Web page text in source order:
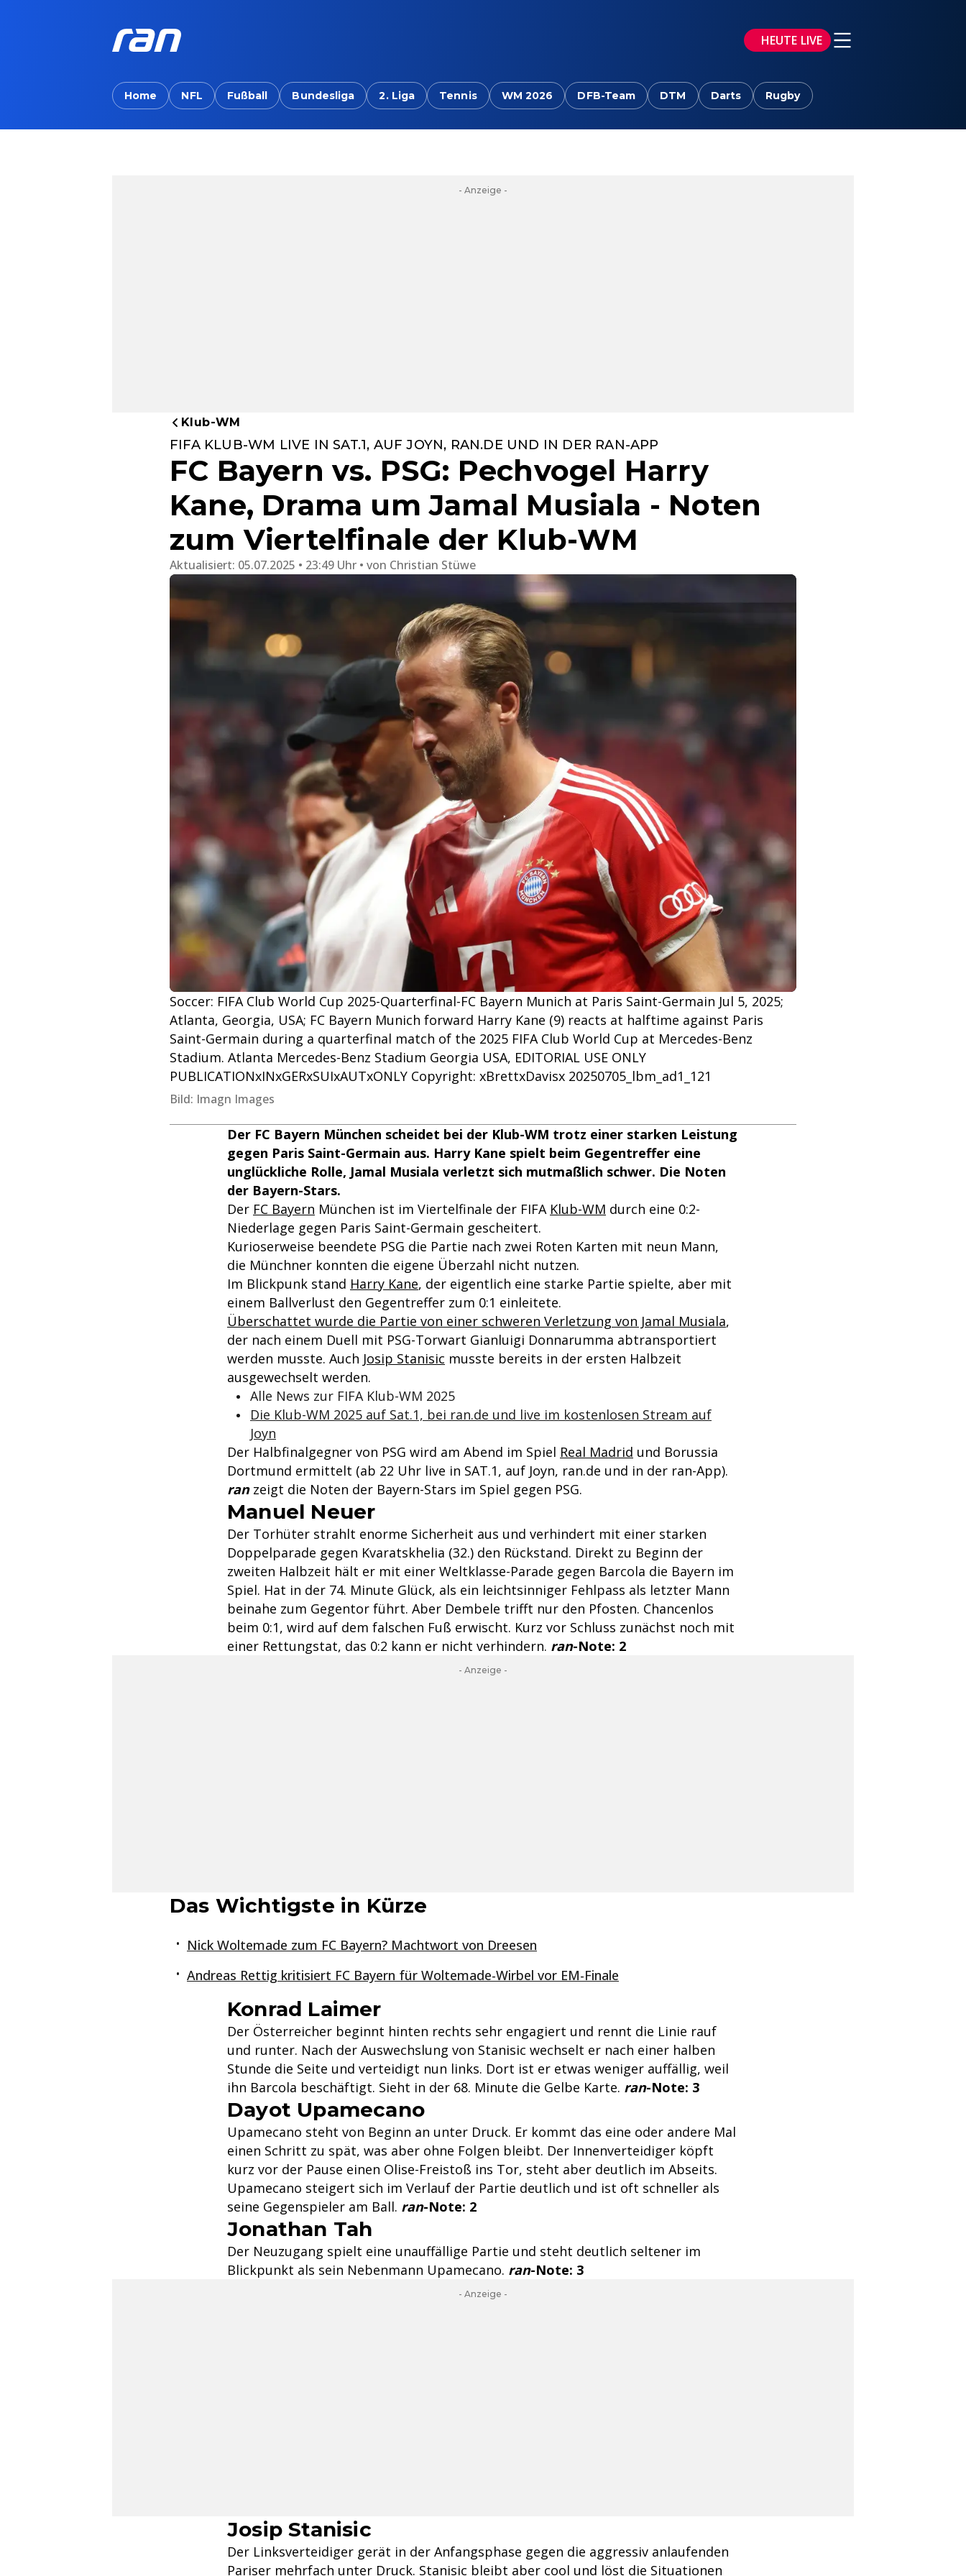
HEUTE LIVE
Home NFL Fußball Bundesliga 2. Liga Tennis WM 2026 DFB-Team DTM Darts Rugby
- Anzeige -
Klub-WM
FIFA KLUB-WM LIVE IN SAT.1, AUF JOYN, RAN.DE UND IN DER RAN-APP
FC Bayern vs. PSG: Pechvogel Harry
Kane, Drama um Jamal Musiala - Noten
zum Viertelfinale der Klub-WM
Aktualisiert: 05.07.2025 • 23:49 Uhr von Christian Stüwe
Soccer: FIFA Club World Cup 2025-Quarterfinal-FC Bayern Munich at Paris Saint-Germain Jul 5, 2025;
Atlanta, Georgia, USA; FC Bayern Munich forward Harry Kane (9) reacts at halftime against Paris
Saint-Germain during a quarterfinal match of the 2025 FIFA Club World Cup at Mercedes-Benz
Stadium. Atlanta Mercedes-Benz Stadium Georgia USA, EDITORIAL USE ONLY
PUBLICATIONxINxGERxSUIxAUTxONLY Copyright: xBrettxDavisx 20250705_lbm_ad1_121
Bild: Imagn Images
Der FC Bayern München scheidet bei der Klub-WM trotz einer starken Leistung
gegen Paris Saint-Germain aus. Harry Kane spielt beim Gegentreffer eine
unglückliche Rolle, Jamal Musiala verletzt sich mutmaßlich schwer. Die Noten
der Bayern-Stars.
Der FC Bayern München ist im Viertelfinale der FIFA Klub-WM durch eine 0:2-
Niederlage gegen Paris Saint-Germain gescheitert.
Kurioserweise beendete PSG die Partie nach zwei Roten Karten mit neun Mann,
die Münchner konnten die eigene Überzahl nicht nutzen.
Im Blickpunk stand Harry Kane, der eigentlich eine starke Partie spielte, aber mit
einem Ballverlust den Gegentreffer zum 0:1 einleitete.
Überschattet wurde die Partie von einer schweren Verletzung von Jamal Musiala,
der nach einem Duell mit PSG-Torwart Gianluigi Donnarumma abtransportiert
werden musste. Auch Josip Stanisic musste bereits in der ersten Halbzeit
ausgewechselt werden.
Alle News zur FIFA Klub-WM 2025
Die Klub-WM 2025 auf Sat.1, bei ran.de und live im kostenlosen Stream auf
Joyn
Der Halbfinalgegner von PSG wird am Abend im Spiel Real Madrid und Borussia
Dortmund ermittelt (ab 22 Uhr live in SAT.1, auf Joyn, ran.de und in der ran-App).
ranzeigt die Noten der Bayern-Stars im Spiel gegen PSG.
Manuel Neuer
Der Torhüter strahlt enorme Sicherheit aus und verhindert mit einer starken
Doppelparade gegen Kvaratskhelia (32.) den Rückstand. Direkt zu Beginn der
zweiten Halbzeit hält er mit einer Weltklasse-Parade gegen Barcola die Bayern im
Spiel. Hat in der 74. Minute Glück, als ein leichtsinniger Fehlpass als letzter Mann
beinahe zum Gegentor führt. Aber Dembele trifft nur den Pfosten. Chancenlos
beim 0:1, wird auf dem falschen Fuß erwischt. Kurz vor Schluss zunächst noch mit
einer Rettungstat, das 0:2 kann er nicht verhindern. ran-Note: 2
- Anzeige -
Das Wichtigste in Kürze
Nick Woltemade zum FC Bayern? Machtwort von Dreesen
Andreas Rettig kritisiert FC Bayern für Woltemade-Wirbel vor EM-Finale
Konrad Laimer
Der Österreicher beginnt hinten rechts sehr engagiert und rennt die Linie rauf
und runter. Nach der Auswechslung von Stanisic wechselt er nach einer halben
Stunde die Seite und verteidigt nun links. Dort ist er etwas weniger auffällig, weil
ihn Barcola beschäftigt. Sieht in der 68. Minute die Gelbe Karte. ran-Note: 3
Dayot Upamecano
Upamecano steht von Beginn an unter Druck. Er kommt das eine oder andere Mal
einen Schritt zu spät, was aber ohne Folgen bleibt. Der Innenverteidiger köpft
kurz vor der Pause einen Olise-Freistoß ins Tor, steht aber deutlich im Abseits.
Upamecano steigert sich im Verlauf der Partie deutlich und ist oft schneller als
seine Gegenspieler am Ball. ran-Note: 2
Jonathan Tah
Der Neuzugang spielt eine unauffällige Partie und steht deutlich seltener im
Blickpunkt als sein Nebenmann Upamecano. ran-Note: 3
- Anzeige -
Josip Stanisic
Der Linksverteidiger gerät in der Anfangsphase gegen die aggressiv anlaufenden
Pariser mehrfach unter Druck. Stanisic bleibt aber cool und löst die Situationen